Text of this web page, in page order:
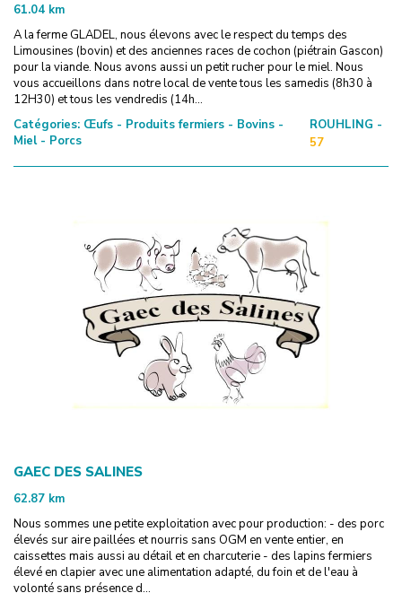
61.04 km
A la ferme GLADEL, nous élevons avec le respect du temps des
Limousines (bovin) et des anciennes races de cochon (piétrain Gascon)
pour la viande. Nous avons aussi un petit rucher pour le miel. Nous
vous accueillons dans notre local de vente tous les samedis (8h30 à
12H30) et tous les vendredis (14h...
Catégories: Œufs - Produits fermiers - Bovins -
Miel - Porcs
ROUHLING -
57
GAEC DES SALINES
62.87 km
Nous sommes une petite exploitation avec pour production: - des porc
élevés sur aire paillées et nourris sans OGM en vente entier, en
caissettes mais aussi au détail et en charcuterie - des lapins fermiers
élevé en clapier avec une alimentation adapté, du foin et de l'eau à
volonté sans présence d...